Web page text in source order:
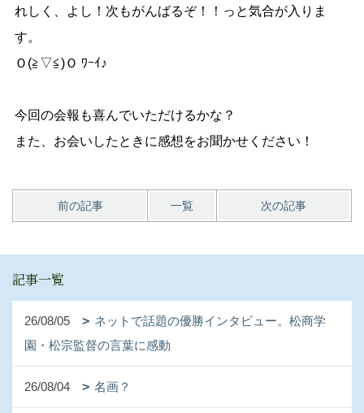
れしく、よし！次もがんばるぞ！！っと気合が入りま
す。
Ｏ(≧▽≦)Ｏ ﾜｰｲ♪
今回の会報も喜んでいただけるかな？
また、お会いしたときに感想をお聞かせください！
前の記事 一覧 次の記事
記事一覧
26/08/05
ネットで話題の優勝インタビュー。松商学
園・松宗監督の言葉に感動
26/08/04 名画？